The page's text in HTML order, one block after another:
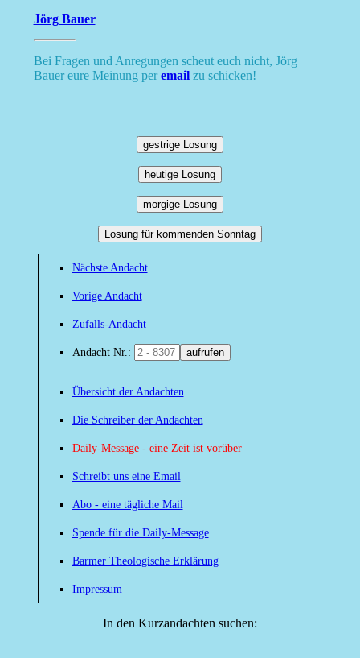
Jörg Bauer
Bei Fragen und Anregungen scheut euch nicht, Jörg
Bauer eure Meinung peremailzu schicken!
gestrige Losung
heutige Losung
morgige Losung
Losung für kommenden Sonntag
Nächste Andacht
Vorige Andacht
Zufalls-Andacht
Andacht Nr.: aufrufen
Übersicht der Andachten
Die Schreiber der Andachten
Daily-Message - eine Zeit ist vorüber
Schreibt uns eine Email
Abo - eine tägliche Mail
Spende für die Daily-Message
Barmer Theologische Erklärung
Impressum
In den Kurzandachten suchen: